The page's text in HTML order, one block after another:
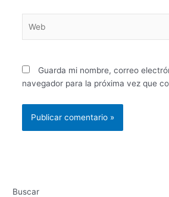
Guarda mi nombre, correo
navegador para la próxima vez que
Buscar